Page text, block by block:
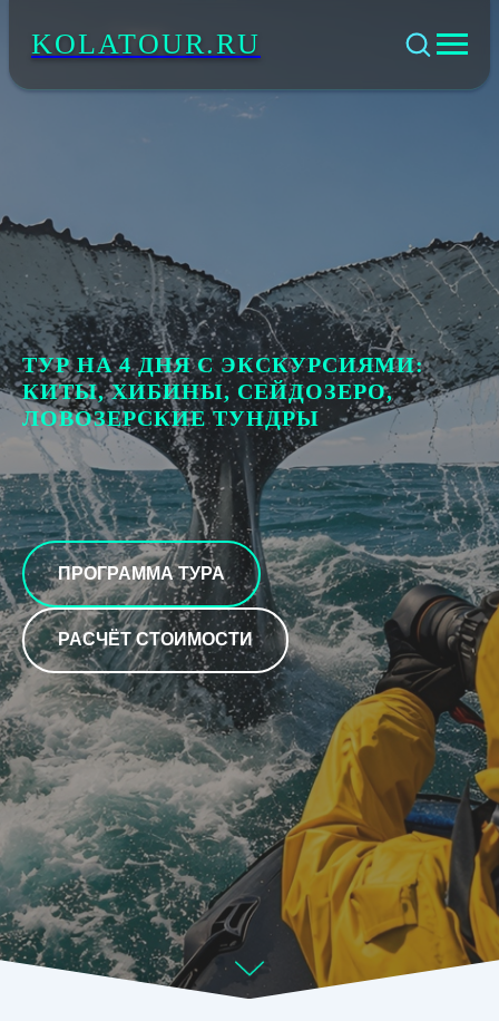
KOLATOUR.RU
ТУР НА 4 ДНЯ С ЭКСКУРСИЯМИ:
КИТЫ, ХИБИНЫ, СЕЙДОЗЕРО,
ЛОВОЗЕРСКИЕ ТУНДРЫ
ПРОГРАММА ТУРА
РАСЧЁТ СТОИМОСТИ